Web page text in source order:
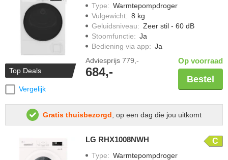
Top Deals
Vergelijk
Type: Warmtepompdroger
Vulgewicht: 8 kg
Geluidsniveau: Zeer stil - 60 dB
Stoomfunctie: Ja
Bediening via app: Ja
Adviesprijs 779,-
684,-
Op voorraad
Bestel
Gratis thuisbezorgd , op een dag die jou uitkomt
LG RHX1008NWH C
Type: Warmtepompdroger